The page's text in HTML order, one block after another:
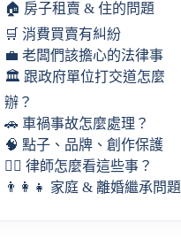
🏠 房子租賣 & 住的問題
🛒 消費買賣有糾紛
💼 老闆們該擔心的法律事
🏛️ 跟政府單位打交道怎麼
辦？
🚗 車禍事故怎麼處理？
🧠 點子、品牌、創作保護
🧑‍⚖️ 律師怎麼看這些事？
👨‍👩‍👧 家庭 & 離婚繼承問題